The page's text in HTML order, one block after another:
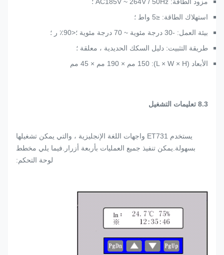
استهلاك الطاقة: ≤5 واط ؛
بيئة العمل: -30 درجة مئوية ~ 70 درجة مئوية ؛<90٪ ر ؛
طريقة التثبيت: دليل السكك الحديدية ، معلقة ؛
الأبعاد (L × W × H): 150 مم × 190 مم × 45 مم
8.3 تعليمات التشغيل
يستخدم ET731 واجهات اللغة الإنجليزية ، والتي يمكن تشغيلها
بسهولة.يمكن تنفيذ جميع العمليات بأربعة أزرار.فيما يلي مخطط
لوحة التحكم: